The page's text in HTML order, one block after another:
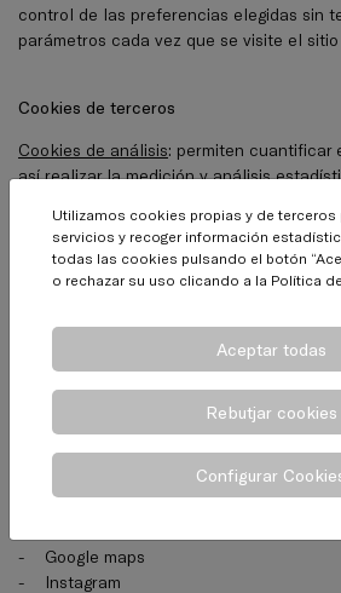
control de las preferencias elegidas sin
parámetros cada vez que se visite el sitio
Cookies de terceros
Cookies de análisis: permiten cuantificar
así realizar la medición y análisis
navegación en nuestra página web con
de productos o servicios que le ofrecemos.
Cookies usadas por complementos de
contenido: permiten acceder a
proporcionados por terceros, por ejemplo
en Vimeo o Youtube.
- Google maps
-
Instagram
Utilizamos cookies propias y de terceros
servicios y recoger información
todas las cookies pulsando el botón
o rechazar su uso clicando a la Política
Aceptar todas
Rebutjar cookies
Configurar